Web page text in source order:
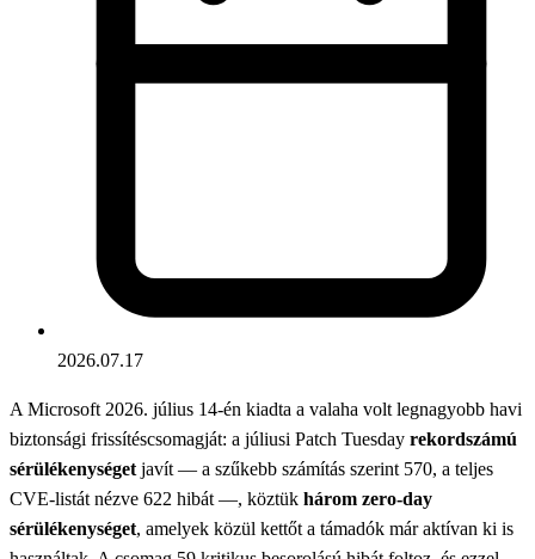
2026.07.17
A Microsoft 2026. július 14-én kiadta a valaha volt legnagyobb havi
biztonsági frissítéscsomagját: a júliusi Patch Tuesday rekordszámú
sérülékenységet javít — a szűkebb számítás szerint 570, a teljes
CVE-listát nézve 622 hibát —, köztük három zero-day
sérülékenységet, amelyek közül kettőt a támadók már aktívan ki is